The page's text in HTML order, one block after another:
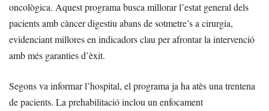
oncològica. Aquest programa busca millorar l’estat general dels
pacients amb càncer digestiu abans de sotmetre’s a cirurgia,
evidenciant millores en indicadors clau per afrontar la intervenció
amb més garanties d’èxit.
Segons va informar l’hospital, el programa ja ha atès una trentena
de pacients. La prehabilitació inclou un enfocament